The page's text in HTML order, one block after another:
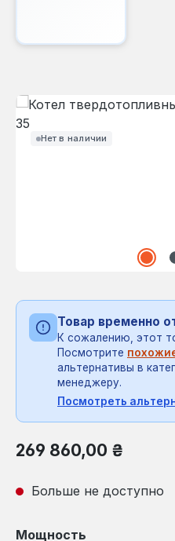
Нет в наличии
Пропустить галерею
Товар временно
К сожалению, этот
Посмотрите
альтернативы в
менеджеру.
Посмотреть
Обычная цена:
269 860,00 ₴
Больше не доступно
Выберите
Мощность